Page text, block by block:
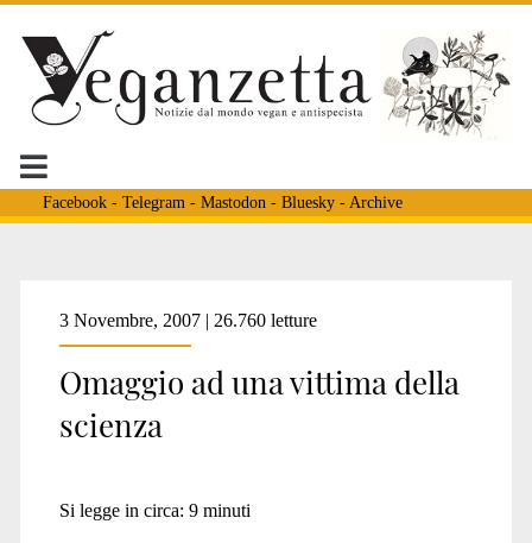
Facebook- Telegram - Mastodon - Bluesky- Archive
3 Novembre, 2007 | 26.760 letture
Omaggio ad una vittima della
scienza
Si legge in circa: 9 minuti